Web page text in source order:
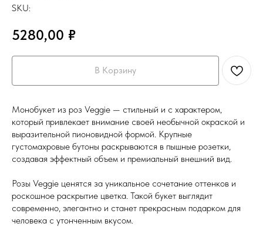
SKU:
5280,00 ₽
В Корзину
Монобукет из роз Veggie — стильный и с характером,
который привлекает внимание своей необычной окраской и
выразительной пионовидной формой. Крупные
густомахровые бутоны раскрываются в пышные розетки,
создавая эффектный объем и премиальный внешний вид.
Розы Veggie ценятся за уникальное сочетание оттенков и
роскошное раскрытие цветка. Такой букет выглядит
современно, элегантно и станет прекрасным подарком для
человека с утонченным вкусом.